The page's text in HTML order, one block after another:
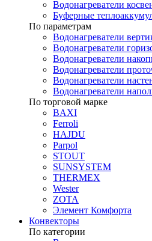
Водонагреватели
Буферные
По параметрам
Водонагреватели
Водонагреватели
Водонагреватели
Водонагреватели
Водонагреватели
Водонагреватели
По торговой марке
BAXI
Ferroli
HAJDU
Parpol
STOUT
SUNSYSTEM
THERMEX
Wester
ZOTA
Элемент Комфорта
Конвекторы
По категории